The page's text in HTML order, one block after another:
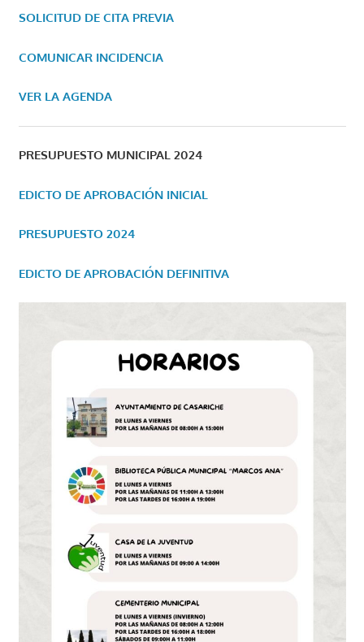
SOLICITUD DE CITA PREVIA
COMUNICAR INCIDENCIA
VER LA AGENDA
PRESUPUESTO MUNICIPAL 2024
EDICTO DE APROBACIÓN INICIAL
PRESUPUESTO 2024
EDICTO DE APROBACIÓN DEFINITIVA